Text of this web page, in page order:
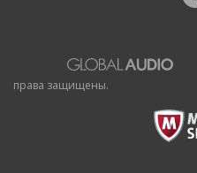
права защищены.